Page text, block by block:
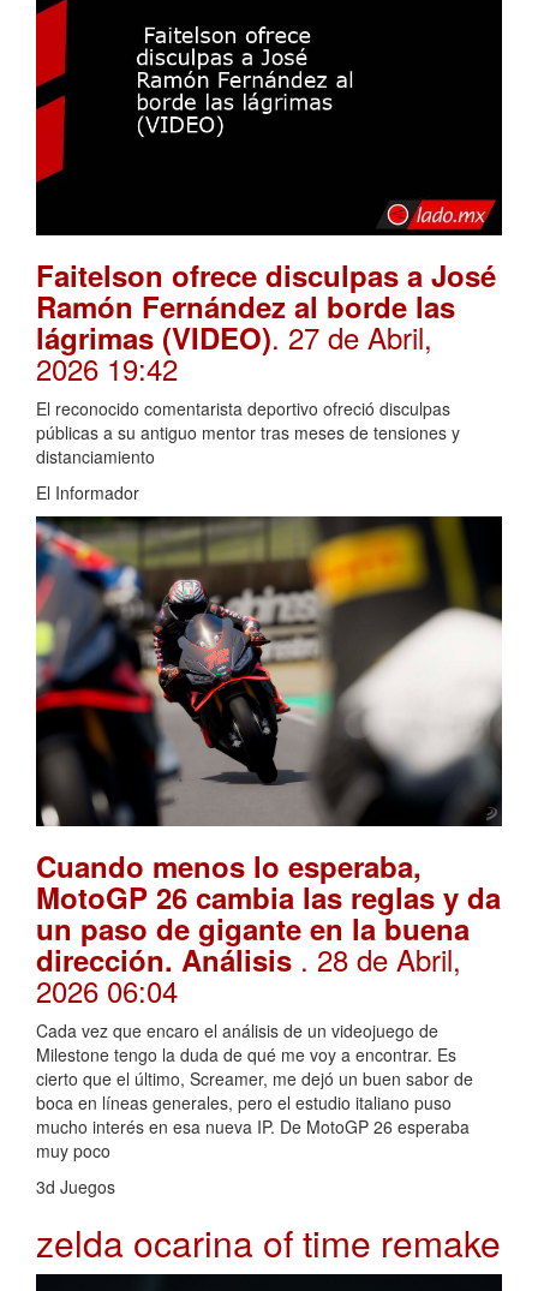
Faitelson ofrece disculpas a José
Ramón Fernández al borde las
lágrimas (VIDEO). 27 de Abril,
2026 19:42
El reconocido comentarista deportivo ofreció disculpas
públicas a su antiguo mentor tras meses de tensiones y
distanciamiento
El Informador
Cuando menos lo esperaba,
MotoGP 26 cambia las reglas y da
un paso de gigante en la buena
dirección. Análisis . 28 de Abril,
2026 06:04
Cada vez que encaro el análisis de un videojuego de
Milestone tengo la duda de qué me voy a encontrar. Es
cierto que el último, Screamer, me dejó un buen sabor de
boca en líneas generales, pero el estudio italiano puso
mucho interés en esa nueva IP. De MotoGP 26 esperaba
muy poco
3d Juegos
zelda ocarina of time remake